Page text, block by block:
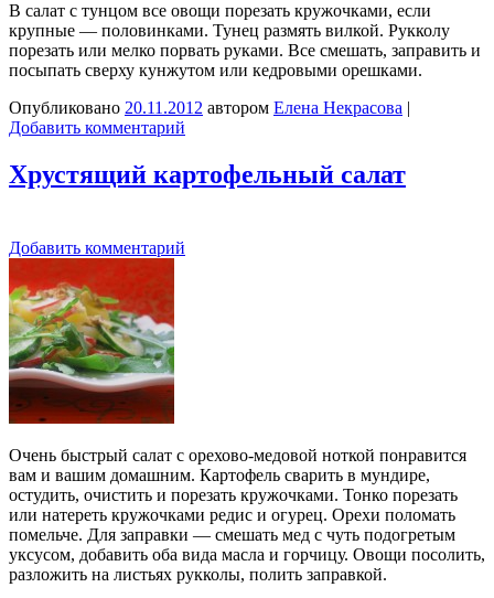
В салат с тунцом все овощи порезать кружочками, если
крупные — половинками. Тунец размять вилкой. Рукколу
порезать или мелко порвать руками. Все смешать, заправить и
посыпать сверху кунжутом или кедровыми орешками.
Опубликовано 20.11.2012 автором Елена Некрасова |
Добавить комментарий
Хрустящий картофельный салат
Добавить комментарий
Очень быстрый салат с орехово-медовой ноткой понравится
вам и вашим домашним. Картофель сварить в мундире,
остудить, очистить и порезать кружочками. Тонко порезать
или натереть кружочками редис и огурец. Орехи поломать
помельче. Для заправки — смешать мед с чуть подогретым
уксусом, добавить оба вида масла и горчицу. Овощи посолить,
разложить на листьях рукколы, полить заправкой.